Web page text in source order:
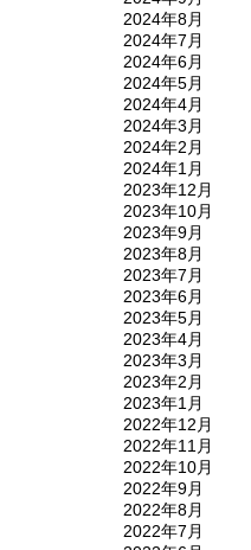
2024年8月
2024年7月
2024年6月
2024年5月
2024年4月
2024年3月
2024年2月
2024年1月
2023年12月
2023年10月
2023年9月
2023年8月
2023年7月
2023年6月
2023年5月
2023年4月
2023年3月
2023年2月
2023年1月
2022年12月
2022年11月
2022年10月
2022年9月
2022年8月
2022年7月